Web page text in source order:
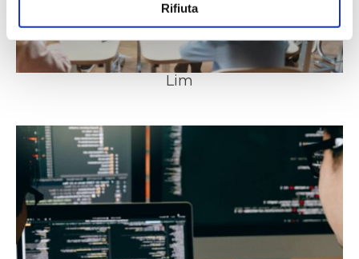
Rifiuta
Lim